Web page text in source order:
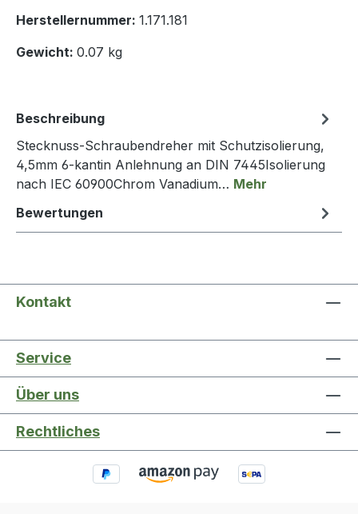
Herstellernummer: 1.171.181
Gewicht: 0.07 kg
Beschreibung
Stecknuss-Schraubendreher mit Schutzisolierung,
4,5mm 6-kantin Anlehnung an DIN 7445Isolierung
nach IEC 60900Chrom Vanadium… Mehr
Bewertungen
Kontakt
Service
Über uns
Rechtliches